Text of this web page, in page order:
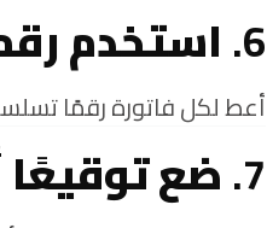
6. استخدم
أعط لكل فاتورة رقمًا
7. ضع توقيعًا